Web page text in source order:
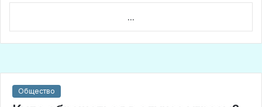
...